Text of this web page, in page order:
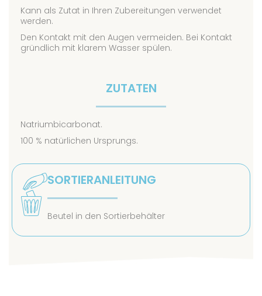
Kann als Zutat in Ihren Zubereitungen verwendet
werden.
Den Kontakt mit den Augen vermeiden. Bei Kontakt
gründlich mit klarem Wasser spülen.
ZUTATEN
Natriumbicarbonat.
100 % natürlichen Ursprungs.
SORTIERANLEITUNG
Beutel in den Sortierbehälter